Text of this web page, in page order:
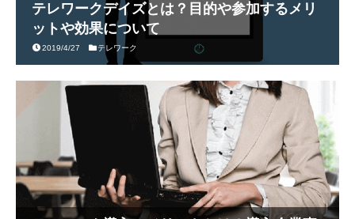
テレワークデイズとは？目的や参加するメリ
ットや効果について
2019/4/27 テレワーク